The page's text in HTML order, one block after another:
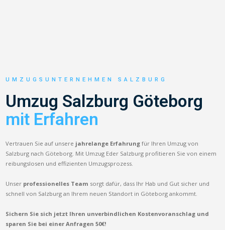
UMZUGSUNTERNEHMEN SALZBURG
Umzug Salzburg Göteborg
mit Erfahren
Vertrauen Sie auf unsere jahrelange Erfahrung für Ihren Umzug von
Salzburg nach Göteborg. Mit Umzug Eder Salzburg profitieren Sie von einem
reibungslosen und effizienten Umzugsprozess.
Unser professionelles Team sorgt dafür, dass Ihr Hab und Gut sicher und
schnell von Salzburg an Ihrem neuen Standort in Göteborg ankommt.
Sichern Sie sich jetzt Ihren unverbindlichen Kostenvoranschlag und
sparen Sie bei einer Anfragen 50€!